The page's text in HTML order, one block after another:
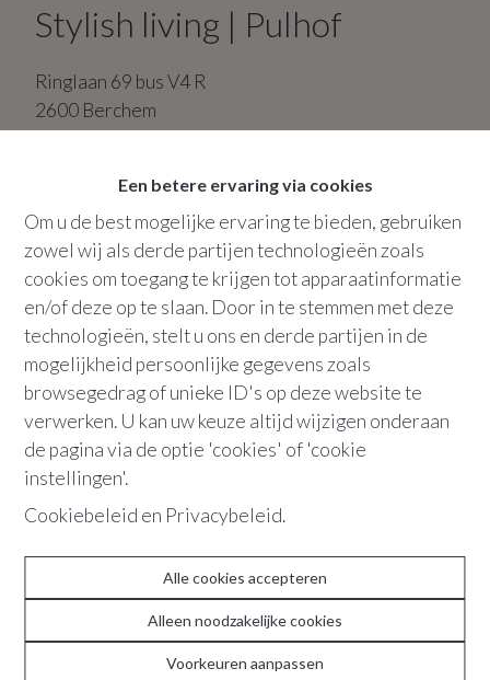
Een betere ervaring via cookies
Om u de best mogelijke ervaring te bieden, gebruiken
zowel wij als derde partijen technologieën zoals
cookies om toegang te krijgen tot apparaatinformatie
en/of deze op te slaan. Door in te stemmen met deze
technologieën, stelt u ons en derde partijen in de
mogelijkheid persoonlijke gegevens zoals
browsegedrag of unieke ID's op deze website te
verwerken. U kan uw keuze altijd wijzigen onderaan
de pagina via de optie 'cookies' of 'cookie
instellingen'.
Cookiebeleid en Privacybeleid.
Alle cookies accepteren
Alleen noodzakelijke cookies
Voorkeuren aanpassen
Stylish living | Pulhof
Ringlaan 69 bus V4 R
2600 Berchem
badkamers
Bew. opp. : 107 m²
Terras
+32 486 36 21 10
"Stylish gerenoveerd
drieslaapkamerappartement gelegen te
Ingetogen luxe en zalig comfort in kwalitatief
gerenoveerd appartement te Oosterveld-Pulhof.
Het open ruimtegevoel, de zachte kleuren, warme